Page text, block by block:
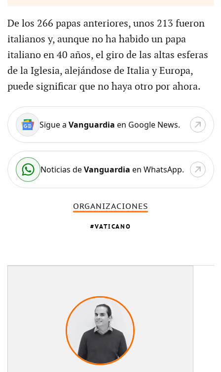
De los 266 papas anteriores, unos 213 fueron
italianos y, aunque no ha habido un papa
italiano en 40 años, el giro de las altas esferas
de la Iglesia, alejándose de Italia y Europa,
puede significar que no haya otro por ahora.
Sigue a Vanguardia en Google News.
Noticias deVanguardia en WhatsApp.
ORGANIZACIONES
VATICANO